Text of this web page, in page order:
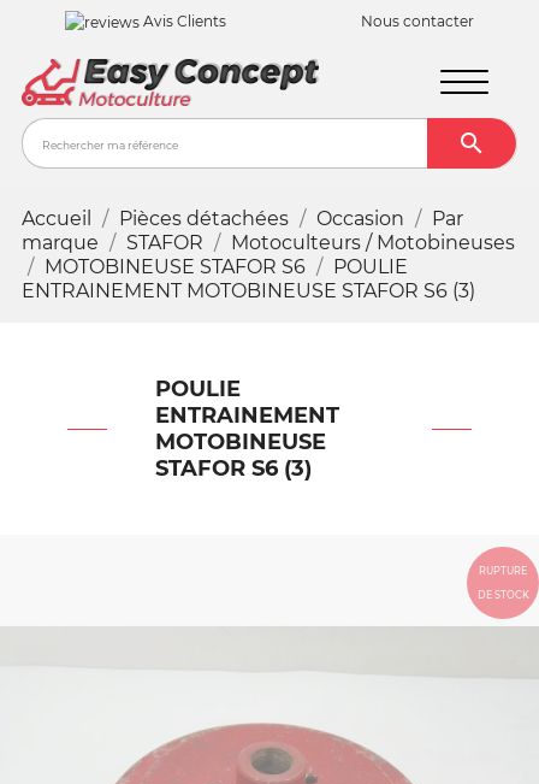
Avis Clients Nous contacter

Accueil Pièces détachées Occasion
Par
marque
STAFOR
Motoculteurs / Motobineuses
MOTOBINEUSE STAFOR S6
POULIE
ENTRAINEMENT MOTOBINEUSE STAFOR S6 (3)
POULIE
ENTRAINEMENT
MOTOBINEUSE
STAFOR S6 (3)
RUPTURE
DE STOCK